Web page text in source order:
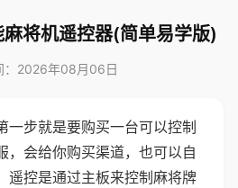
将机遥控器(简单易学版)
：2026年08月06日
一步就是要购买一台可以控制
，会给你购买渠道，也可以自
遥控是通过主板来控制麻将牌